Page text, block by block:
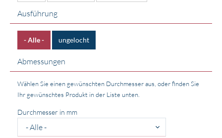
Ausführung
- Alle - ungelocht
Abmessungen
Wählen Sie einen gewünschten Durchmesser aus, oder finden Sie
Ihr gewünschtes Produkt in der Liste unten.
Durchmesser in mm